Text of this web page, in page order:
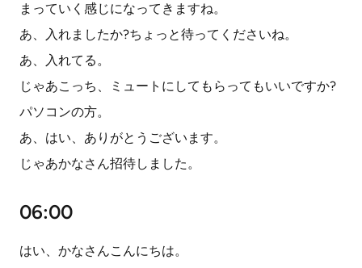
まっていく感じになってきますね。
あ、入れましたか?ちょっと待ってくださいね。
あ、入れてる。
じゃあこっち、ミュートにしてもらってもいいですか?
パソコンの方。
あ、はい、ありがとうございます。
じゃあかなさん招待しました。
06:00
はい、かなさんこんにちは。